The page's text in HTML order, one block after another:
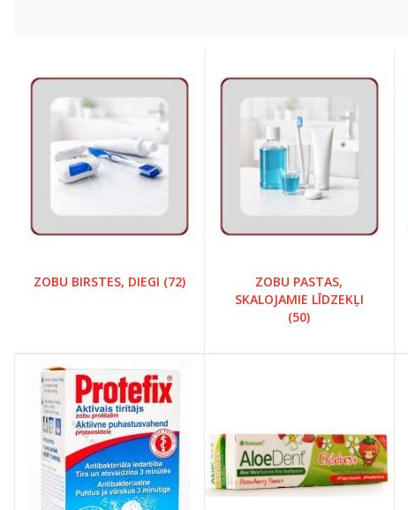
ZOBU BIRSTES, DIEGI (72)
ZOBU PASTAS,
SKALOJAMIE LĪDZEKĻI
(50)